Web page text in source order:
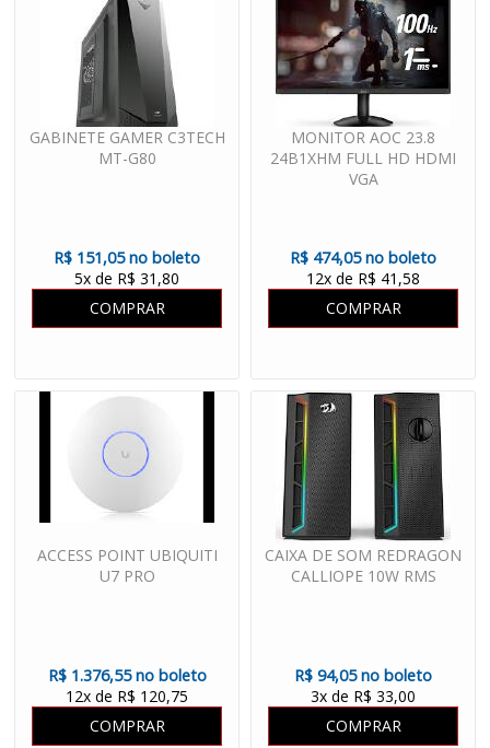
GABINETE GAMER C3TECH
MT-G80
R$ 151,05 no boleto
5x de R$ 31,80
COMPRAR
MONITOR AOC 23.8
24B1XHM FULL HD HDMI
VGA
R$ 474,05 no boleto
12x de R$ 41,58
COMPRAR
ACCESS POINT UBIQUITI
U7 PRO
R$ 1.376,55 no boleto
12x de R$ 120,75
COMPRAR
CAIXA DE SOM REDRAGON
CALLIOPE 10W RMS
R$ 94,05 no boleto
3x de R$ 33,00
COMPRAR